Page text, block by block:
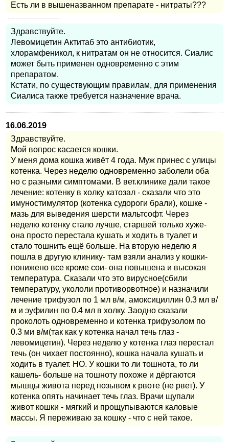
Есть ли в вышеназванном препарате - нитраты???
Здравствуйте.
Левомицетин Актитаб это антибиотик,
хлорамфеникол, к нитратам он не относится. Сиалис
может быть применен одновременно с этим
препаратом.
Кстати, по существующим правилам, для применения
Сиалиса также требуется назначение врача.
16.06.2019
Здравствуйте.
Мой вопрос касается кошки.
У меня дома кошка живёт 4 года. Муж принес с улицы
котенка. Через неделю одновременно заболели оба
но с разными симптомами. В вет.клинике дали такое
лечение: котенку в холку катозал - сказали что это
имуностимулятор (котенка судороги брали), кошке -
мазь для выведения шерсти мальтсофт. Через
неделю котенку стало лучше, старшей только хуже-
она просто перестала кушать и ходить в туалет и
стало тошнить ещё больше. На вторую неделю я
пошла в другую клинику- там взяли анализ у кошки-
понижено все кроме сои- она повышена и высокая
температура. Сказали что это вирусное(сбили
температуру, укололи противорвотное) и назначили
лечение трифузол по 1 мл в/м, амоксициллин 0.3 мл в/
м и эуфилин по 0.4 мл в холку. Заодно сказали
проколоть одновременно и котенка трифузолом по
0.3 ми в/м(так как у котенка начал течь глаз -
левомицетин). Через неделю у котенка глаз перестал
течь (он чихает постоянно), кошка начала кушать и
ходить в туалет. НО. У кошки то ли тошнота, то ли
кашель- больше на тошноту похоже и дёргаются
мышцы живота перед позывом к рвоте (не рвет). У
котенка опять начинает течь глаз. Врачи щупали
живот кошки - мягкий и прощупываются каловые
массы. Я переживаю за кошку - что с ней такое.